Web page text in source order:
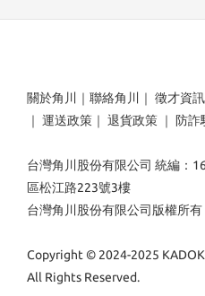
關於角川 ｜ 聯絡角川 ｜ 徵才資訊
｜ 運送政策 ｜ 退貨政策 ｜ 防詐
台灣角川股份有限公司 統編：
區松江路223號3樓
台灣角川股份有限公司版權所
Copyright © 2024-2025
All Rights Reserved.